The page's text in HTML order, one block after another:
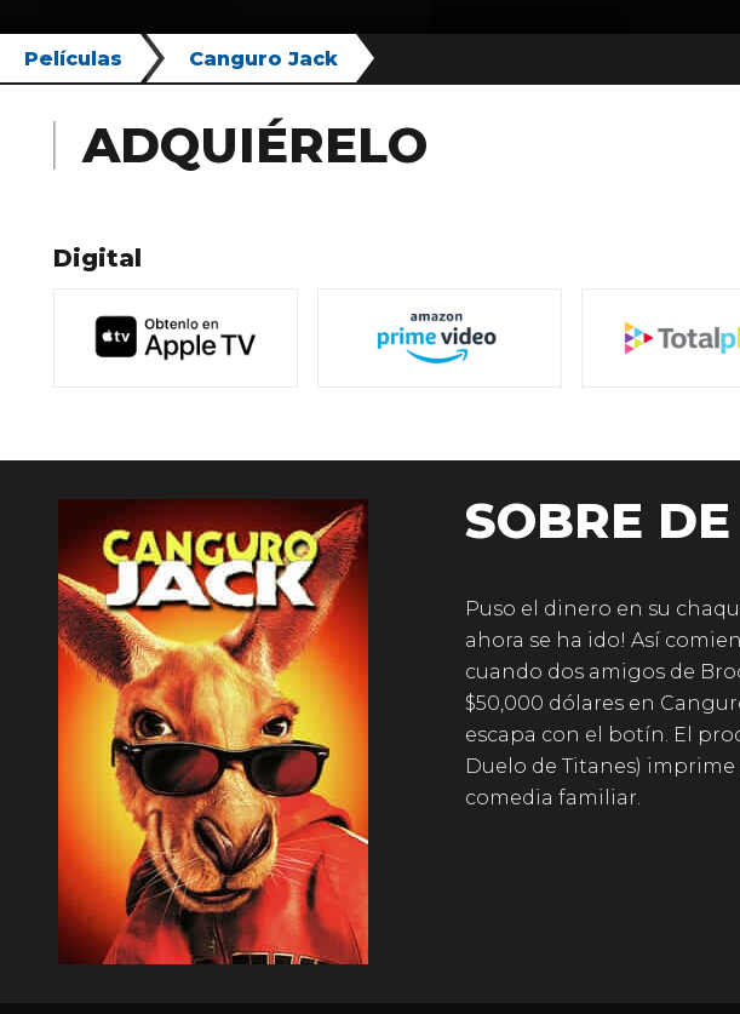
Películas Canguro Jack
ADQUIÉRELO
Digital
SOBRE
Puso el dinero en su
ahora se ha ido! Así
cuando dos amigos de
$50,000 dólares en
escapa con el botín. El
Duelo de Titanes)
comedia familiar.